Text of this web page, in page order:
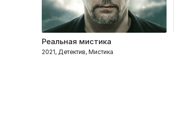
Реальная мистика
2021, Детектив, Мистика